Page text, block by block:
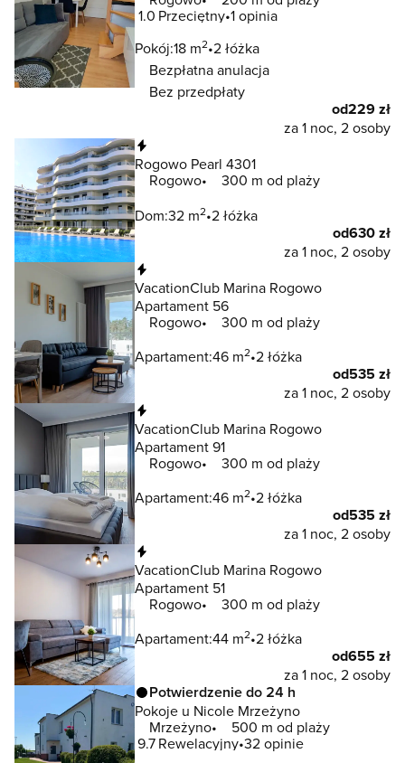
1.0 Przeciętny 1 opinia
Pokój:18 m2 2 łóżka
Bezpłatna anulacja
Bez przedpłaty
od229 zł
za 1 noc, 2 osoby
Rogowo Pearl 4301
Rogowo
300 m od plaży
Dom:32 m2 2 łóżka
od630 zł
za 1 noc, 2 osoby
VacationClub Marina Rogowo
Apartament 56
Rogowo
300 m od plaży
Apartament:46 m2 2 łóżka
od535 zł
za 1 noc, 2 osoby
VacationClub Marina Rogowo
Apartament 91
Rogowo
300 m od plaży
Apartament:46 m2 2 łóżka
od535 zł
za 1 noc, 2 osoby
VacationClub Marina Rogowo
Apartament 51
Rogowo
300 m od plaży
Apartament:44 m2 2 łóżka
od655 zł
za 1 noc, 2 osoby
Potwierdzenie do 24 h
Pokoje u Nicole Mrzeżyno
Mrzeżyno
500 m od plaży
9.7Rewelacyjny 32 opinie